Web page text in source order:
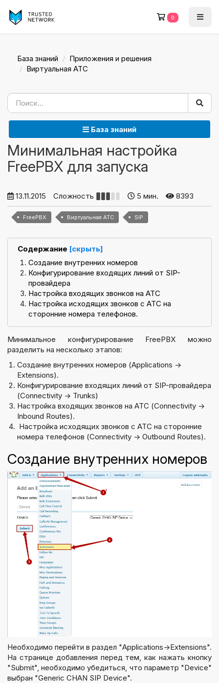
0
База знаний
Приложения и решения
Виртуальная АТС
База знаний
Минимальная настройка
FreePBX для запуска
13.11.2015 Сложность 5 мин. 8393
FreePBX Виртуальная АТС SIP
Содержание [скрыть]
Создание внутренних номеров
Конфигурирование входящих линий от SIP-
провайдера
Настройка входящих звонков на АТС
Настройка исходящих звонков с АТС на
сторонние номера телефонов.
Минимальное конфигурирование FreePBX можно
разделить на несколько этапов:
Создание внутренних номеров (Applications →
Extensions).
Конфигурирование входящих линий от SIP-провайдера
(Connectivity → Trunks)
Настройка входящих звонков на АТС (Connectivity →
Inbound Routes).
Настройка исходящих звонков с АТС на сторонние
номера телефонов (Connectivity → Outbound Routes).
Создание внутренних номеров
Необходимо перейти в раздел "Applications->Extensions".
На странице добавления перед тем, как нажать кнопку
"Submit", необходимо убедиться, что параметр "Device"
выбран "Generic CHAN SIP Device".